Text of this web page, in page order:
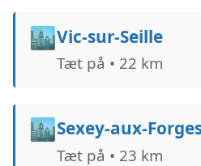
🏙️Vic-sur-Seille
Tæt på • 22 km
🏙️Sexey-aux-
Tæt på • 23 km